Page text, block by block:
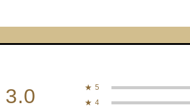
3.0 ★ 5
★ 4